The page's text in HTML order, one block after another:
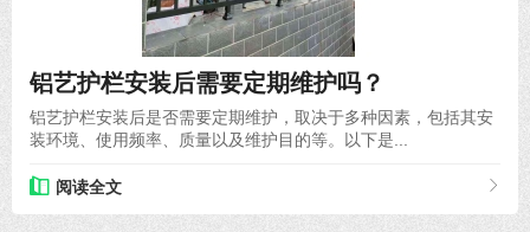
铝艺护栏安装后需要定期维护吗？
铝艺护栏安装后是否需要定期维护，取决于多种因素，包括其安
装环境、使用频率、质量以及维护目的等。以下是...
阅读全文